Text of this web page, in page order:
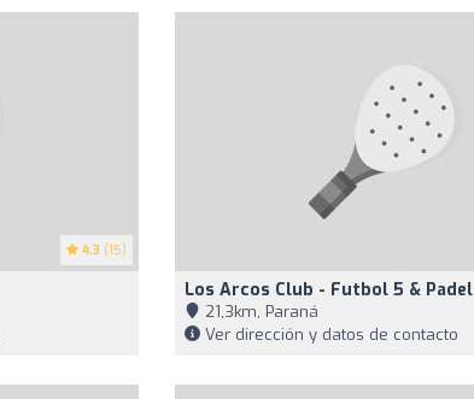
4.3 (15)
Los Arcos Club - Futbol 5 & Padel
21,3km, Paraná
Ver dirección y datos de contacto